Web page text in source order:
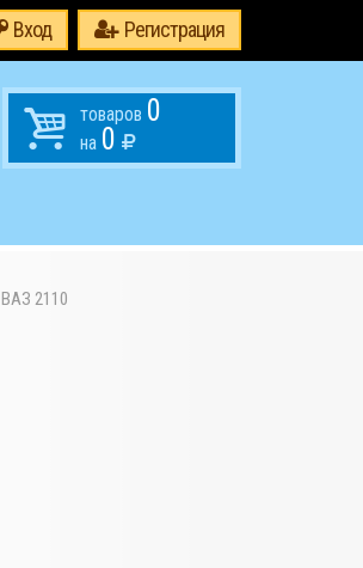
Вход Регистрация
товаров 0
на 0
ВАЗ 2110